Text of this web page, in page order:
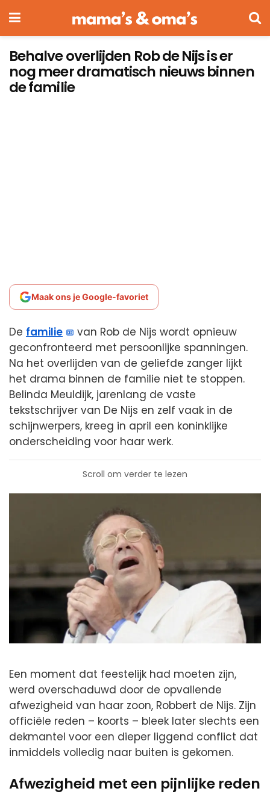
Behalve overlijden Rob de Nijs is er
nog meer dramatisch nieuws binnen
de familie
Maak ons je Google-favoriet
De familie
van Rob de Nijs wordt opnieuw
geconfronteerd met persoonlijke spanningen.
Na het overlijden van de geliefde zanger lijkt
het drama binnen de familie niet te stoppen.
Belinda Meuldijk, jarenlang de vaste
tekstschrijver van De Nijs en zelf vaak in de
schijnwerpers, kreeg in april een koninklijke
onderscheiding voor haar werk.
Scroll om verder te lezen
Een moment dat feestelijk had moeten zijn,
werd overschaduwd door de opvallende
afwezigheid van haar zoon, Robbert de Nijs. Zijn
officiële reden – koorts – bleek later slechts een
dekmantel voor een dieper liggend conflict dat
inmiddels volledig naar buiten is gekomen.
Afwezigheid met een pijnlijke reden